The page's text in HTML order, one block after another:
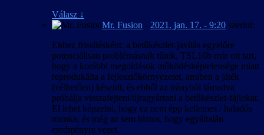
Válasz ↓
Mr. Fusion - 2021. jan. 17. - 9:20 szerint:
Ehhez frissítésként: a betűkészlet-javítás egyelőre
potenciálisan problémásnak tűnik, TSL16b már ott tart,
hogy a korábbi megoldások működésképtelensége miatt
reprodukálta a fejlesztőkörnyezetet, amiben a játék
(vélhetően) készült, és ebből az irányból támadva
próbálja visszafejteni/újragyártani a betűkészlet-fájlokat.
El lehet képzelni, hogy ez nem épp kellemes / haladós
munka, és még az sem biztos, hogy egyáltalán
eredményre vezet.